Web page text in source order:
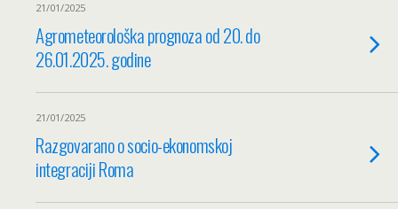
21/01/2025
Agrometeorološka prognoza od 20. do
26.01.2025. godine
21/01/2025
Razgovarano o socio-ekonomskoj
integraciji Roma